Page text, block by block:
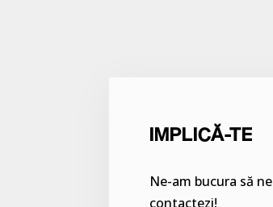
IMPLICĂ-TE
Ne-am bucura să ne
contactezi!